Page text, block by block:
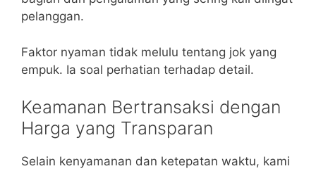
pelanggan.
Faktor nyaman tidak melulu tentang jok yang
empuk. Ia soal perhatian terhadap detail.
Keamanan Bertransaksi dengan
Harga yang Transparan
Selain kenyamanan dan ketepatan waktu, kami